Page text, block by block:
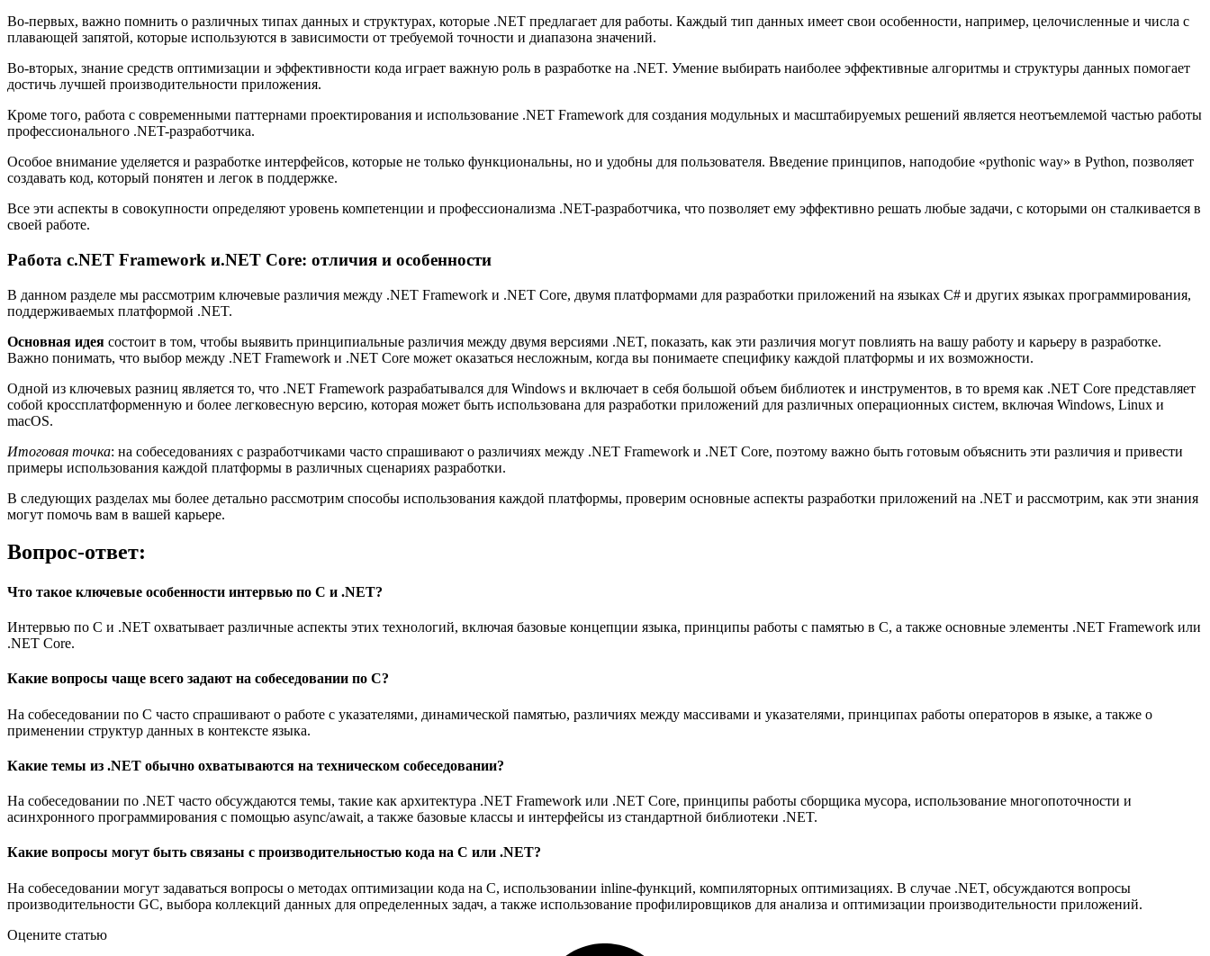
Во-первых, важно помнить о различных типах данных и структурах, которые .NET предлагает для работы. Каждый тип данных имеет свои особенности, например, целочисленные и числа с
плавающей запятой, которые используются в зависимости от требуемой точности и диапазона значений.
Во-вторых, знание средств оптимизации и эффективности кода играет важную роль в разработке на .NET. Умение выбирать наиболее эффективные алгоритмы и структуры данных помогает
достичь лучшей производительности приложения.
Кроме того, работа с современными паттернами проектирования и использование .NET Framework для создания модульных и масштабируемых решений является неотъемлемой частью работы
профессионального .NET-разработчика.
Особое внимание уделяется и разработке интерфейсов, которые не только функциональны, но и удобны для пользователя. Введение принципов, наподобие «pythonic way» в Python, позволяет
создавать код, который понятен и легок в поддержке.
Все эти аспекты в совокупности определяют уровень компетенции и профессионализма .NET-разработчика, что позволяет ему эффективно решать любые задачи, с которыми он сталкивается в
своей работе.
Работа с.NET Framework и.NET Core: отличия и особенности
В данном разделе мы рассмотрим ключевые различия между .NET Framework и .NET Core, двумя платформами для разработки приложений на языках C# и других языках программирования,
поддерживаемых платформой .NET.
Основная идея состоит в том, чтобы выявить принципиальные различия между двумя версиями .NET, показать, как эти различия могут повлиять на вашу работу и карьеру в разработке.
Важно понимать, что выбор между .NET Framework и .NET Core может оказаться несложным, когда вы понимаете специфику каждой платформы и их возможности.
Одной из ключевых разниц является то, что .NET Framework разрабатывался для Windows и включает в себя большой объем библиотек и инструментов, в то время как .NET Core представляет
собой кроссплатформенную и более легковесную версию, которая может быть использована для разработки приложений для различных операционных систем, включая Windows, Linux и
macOS.
Итоговая точка: на собеседованиях с разработчиками часто спрашивают о различиях между .NET Framework и .NET Core, поэтому важно быть готовым объяснить эти различия и привести
примеры использования каждой платформы в различных сценариях разработки.
В следующих разделах мы более детально рассмотрим способы использования каждой платформы, проверим основные аспекты разработки приложений на .NET и рассмотрим, как эти знания
могут помочь вам в вашей карьере.
Вопрос-ответ:
Что такое ключевые особенности интервью по C и .NET?
Интервью по C и .NET охватывает различные аспекты этих технологий, включая базовые концепции языка, принципы работы с памятью в C, а также основные элементы .NET Framework или
.NET Core.
Какие вопросы чаще всего задают на собеседовании по C?
На собеседовании по C часто спрашивают о работе с указателями, динамической памятью, различиях между массивами и указателями, принципах работы операторов в языке, а также о
применении структур данных в контексте языка.
Какие темы из .NET обычно охватываются на техническом собеседовании?
На собеседовании по .NET часто обсуждаются темы, такие как архитектура .NET Framework или .NET Core, принципы работы сборщика мусора, использование многопоточности и
асинхронного программирования с помощью async/await, а также базовые классы и интерфейсы из стандартной библиотеки .NET.
Какие вопросы могут быть связаны с производительностью кода на C или .NET?
На собеседовании могут задаваться вопросы о методах оптимизации кода на C, использовании inline-функций, компиляторных оптимизациях. В случае .NET, обсуждаются вопросы
производительности GC, выбора коллекций данных для определенных задач, а также использование профилировщиков для анализа и оптимизации производительности приложений.
Оцените статью